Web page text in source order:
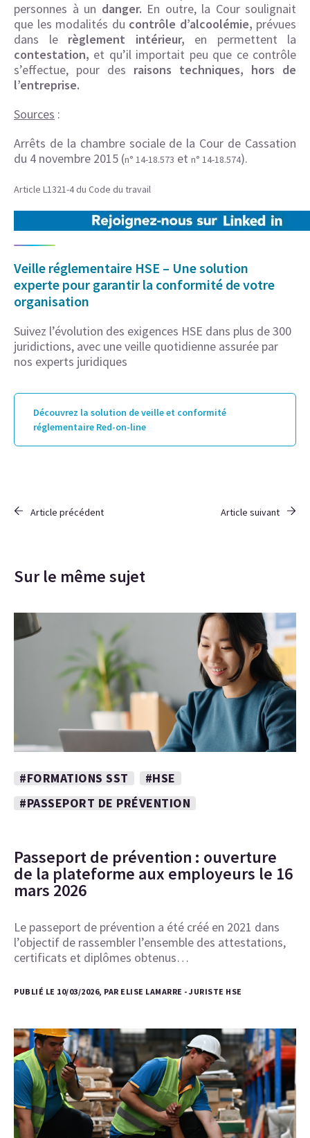
personnes à un danger. En outre, la Cour soulignait
que les modalités du contrôle d’alcoolémie, prévues
dans le règlement intérieur, en permettent la
contestation, et qu’il importait peu que ce contrôle
s’effectue, pour des raisons techniques, hors de
l’entreprise.
Sources :
Arrêts de la chambre sociale de la Cour de Cassation
du 4 novembre 2015 (n° 14-18.573 et n° 14-18.574).
Article L1321-4 du Code du travail
Veille réglementaire HSE – Une solution
experte pour garantir la conformité de votre
organisation
Suivez l’évolution des exigences HSE dans plus de 300
juridictions, avec une veille quotidienne assurée par
nos experts juridiques
Découvrez la solution de veille et conformité
réglementaire Red-on-line
Article précédent Article suivant
Sur le même sujet
#FORMATIONS SST
#HSE
#PASSEPORT DE PRÉVENTION
Passeport de prévention : ouverture
de la plateforme aux employeurs le 16
mars 2026
Le passeport de prévention a été créé en 2021 dans
l’objectif de rassembler l’ensemble des attestations,
certificats et diplômes obtenus…
PUBLIÉ LE 10/03/2026, PAR ELISE LAMARRE - JURISTE HSE